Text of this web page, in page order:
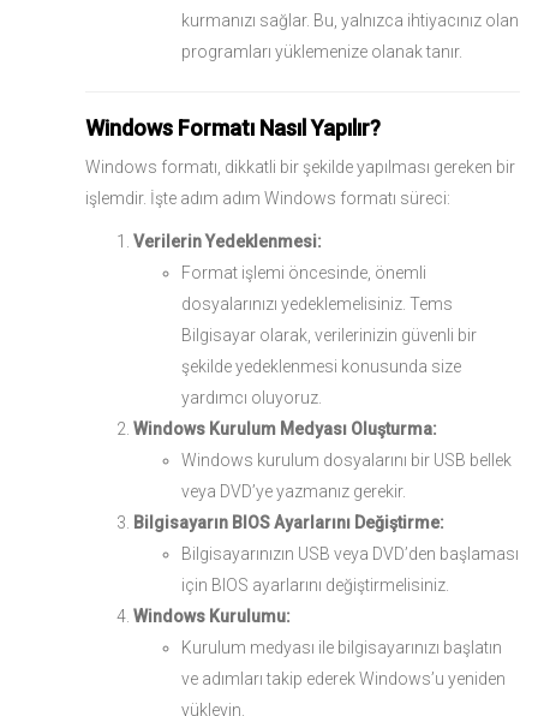
kurmanızı sağlar. Bu, yalnızca ihtiyacınız olan
programları yüklemenize olanak tanır.
Windows Formatı Nasıl Yapılır?
Windows formatı, dikkatli bir şekilde yapılması gereken bir
işlemdir. İşte adım adım Windows formatı süreci:
Verilerin Yedeklenmesi:
Format işlemi öncesinde, önemli
dosyalarınızı yedeklemelisiniz. Tems
Bilgisayar olarak, verilerinizin güvenli bir
şekilde yedeklenmesi konusunda size
yardımcı oluyoruz.
Windows Kurulum Medyası Oluşturma:
Windows kurulum dosyalarını bir USB bellek
veya DVD’ye yazmanız gerekir.
Bilgisayarın BIOS Ayarlarını Değiştirme:
Bilgisayarınızın USB veya DVD’den başlaması
için BIOS ayarlarını değiştirmelisiniz.
Windows Kurulumu:
Kurulum medyası ile bilgisayarınızı başlatın
ve adımları takip ederek Windows’u yeniden
yükleyin.